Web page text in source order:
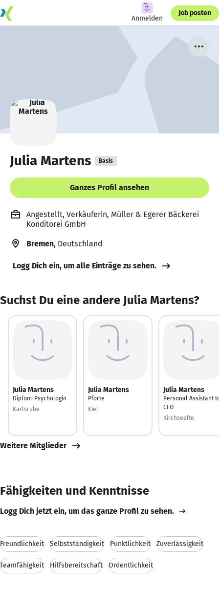
Anmelden
Job posten
Julia Martens Basis
Ganzes Profil ansehen
Angestellt, Verkäuferin, Müller & Egerer Bäckerei
Konditorei GmbH
Bremen, Deutschland
Logg Dich ein, um alle Einträge zu sehen.
Suchst Du eine andere Julia Martens?
Julia Martens
Diplom-Psychologin
Karlsruhe
Julia Martens
Pforte
Kiel
Julia Martens
Personal Assistant
CFO
Kirchseelte
Weitere Mitglieder
Fähigkeiten und Kenntnisse
Logg Dich jetzt ein, um das ganze Profil zu sehen.
Freundlichkeit Selbstständigkeit Pünktlichkeit Zuverlässigkeit
Teamfähigkeit Hilfsbereitschaft Ordentlichkeit